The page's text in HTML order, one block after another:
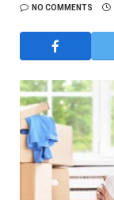
NO COMMENTS